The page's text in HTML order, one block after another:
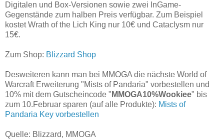
Digitalen und Box-Versionen sowie zwei InGame-
Gegenstände zum halben Preis verfügbar. Zum Beispiel
kostet Wrath of the Lich King nur 10€ und Cataclysm nur
15€.
Zum Shop: Blizzard Shop
Desweiteren kann man bei MMOGA die nächste World of
Warcraft Erweiterung "Mists of Pandaria" vorbestellen und
10% mit dem Gutscheincode " MMOGA10%Wookiee" bis
zum 10.Februar sparen (auf alle Produkte): Mists of
Pandaria Key vorbestellen
Quelle: Blizzard, MMOGA